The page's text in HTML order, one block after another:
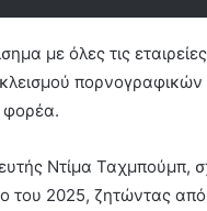
με όλες τις
φορέα.
Ντίμα Ταχμπούμπ,
του 2025, ζητώντας